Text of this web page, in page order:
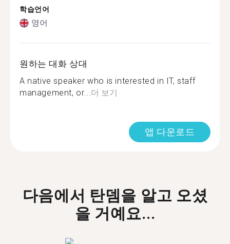
학습언어
영어
원하는 대화 상대
A native speaker who is interested in IT, staff
management, or...더 보기
앱 다운로드
다음에서 탄뎀을 알고 오셨
을 거예요...